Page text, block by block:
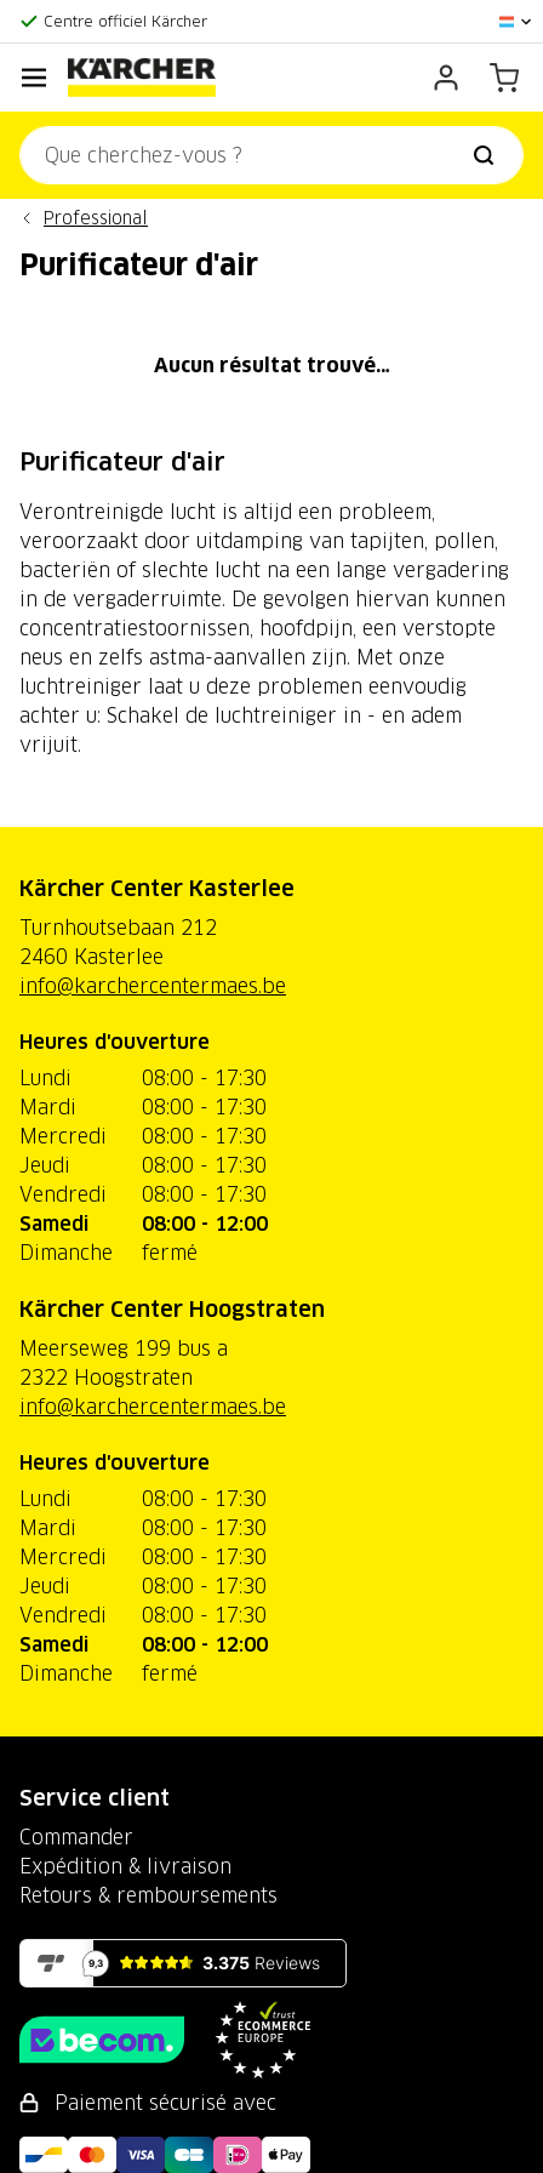
Centre officiel Kärcher
Score client:9,3/10
Professional
Purificateur d'air
Aucun résultat trouvé…
Purificateur d'air
Verontreinigde lucht is altijd een probleem,
veroorzaakt door uitdamping van tapijten, pollen,
bacteriën of slechte lucht na een lange vergadering
in de vergaderruimte. De gevolgen hiervan kunnen
concentratiestoornissen, hoofdpijn, een verstopte
neus en zelfs astma-aanvallen zijn. Met onze
luchtreiniger laat u deze problemen eenvoudig
achter u: Schakel de luchtreiniger in - en adem
vrijuit.
Kärcher Center Kasterlee
Turnhoutsebaan 212
2460 Kasterlee
info@karchercentermaes.be
Heures d'ouverture
Lundi
08:00 - 17:30
Mardi
08:00 - 17:30
Mercredi
08:00 - 17:30
Jeudi
08:00 - 17:30
Vendredi
08:00 - 17:30
Samedi
08:00 - 12:00
Dimanche
fermé
Kärcher Center Hoogstraten
Meerseweg 199 bus a
2322 Hoogstraten
info@karchercentermaes.be
Heures d'ouverture
Lundi
08:00 - 17:30
Mardi
08:00 - 17:30
Mercredi
08:00 - 17:30
Jeudi
08:00 - 17:30
Vendredi
08:00 - 17:30
Samedi
08:00 - 12:00
Dimanche
fermé
Service client
Commander
Expédition & livraison
Retours & remboursements
Paiement sécurisé avec